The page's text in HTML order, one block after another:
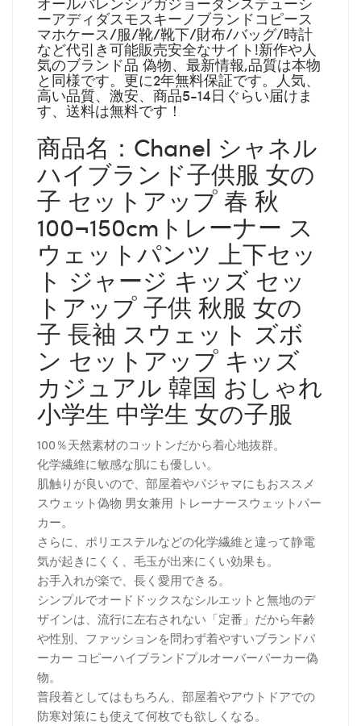
ーアディダスモスキーノブランドコピース
マホケース/服/靴/靴下/財布/バッグ/時計
など代引き可能販売安全なサイト!新作や人
気のブランド品 偽物、最新情報,品質は本物
と同様です。更に2年無料保証です。人気、
高い品質、激安、商品5-14日ぐらい届けま
す、送料は無料です！
商品名：Chanel シャネル
ハイブランド子供服 女の
子 セットアップ 春 秋
100¬150cmトレーナー ス
ウェットパンツ 上下セッ
ト ジャージ キッズ セッ
トアップ 子供 秋服 女の
子 長袖 スウェット ズボ
ン セットアップ キッズ
カジュアル 韓国 おしゃれ
小学生 中学生 女の子服
100％天然素材のコットンだから着心地抜群。
化学繊維に敏感な肌にも優しい。
肌触りが良いので、部屋着やパジャマにもおススメ
スウェット偽物 男女兼用 トレーナースウェットパー
カー。
さらに、ポリエステルなどの化学繊維と違って静電
気が起きにくく、毛玉が出来にくい効果も。
お手入れが楽で、長く愛用できる。
シンプルでオードドックスなシルエットと無地のデ
ザインは、流行に左右されない「定番」だから年齢
や性別、ファッションを問わず着やすいブランドパ
ーカー コピーハイブランドプルオーバーパーカー偽
物。
普段着としてはもちろん、部屋着やアウトドアでの
防寒対策にも使えて何枚でも欲しくなる。